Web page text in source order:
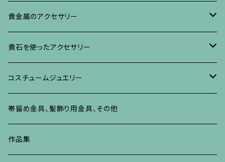
ブレスレット、その他
リング
ブレスレット、その他
イヤリング・ピアス
ブローチ
イヤリング、ピアス
水晶に蒔絵のアクセサリー
ブローチ
イヤリング、ピアス
朴の木やポプラに蒔絵のアクセサリー
ブローチ
イヤリング・ピアス
その他の蒔絵のアクセサリー
イヤリング、ピアス
ネックレス、ペンダント
リング
ブレスレット、バングル、その他
ブローチ
イヤリング、ピアス
ネックレス、ペンダント
リング
ブレスレット、バングル、その他
貴金属のアクセサリー
ブローチ
イヤリング、ピアス
ネックレス、ペンダント
ブレスレット、その他
貴石を使ったアクセサリー
ブローチ
イヤリング、ピアス
ネックレス、ペンダント
コスチュームジュエリー
ブローチ
イヤリング、ピアス
帯留め金具、髪飾り用金具、その他
作品集